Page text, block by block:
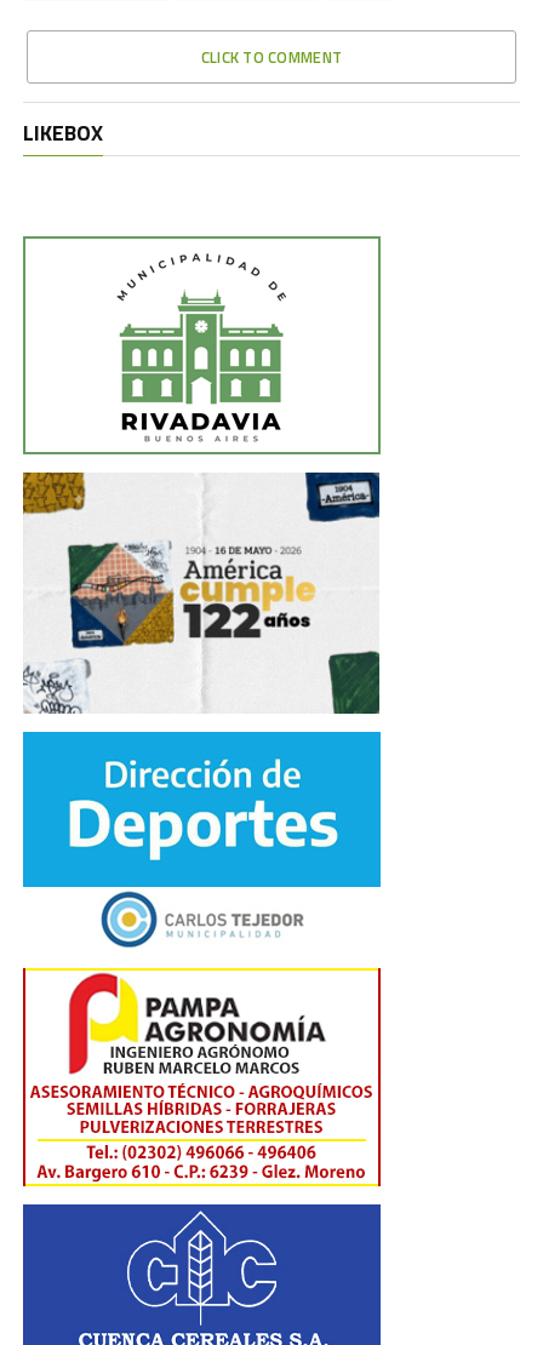
CLICK TO COMMENT
LIKEBOX